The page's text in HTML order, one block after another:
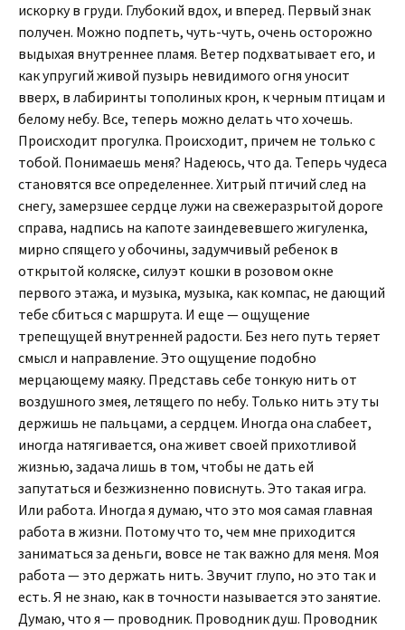
искорку в груди. Глубокий вдох, и вперед. Первый знак
получен. Можно подпеть, чуть-чуть, очень осторожно
выдыхая внутреннее пламя. Ветер подхватывает его, и
как упругий живой пузырь невидимого огня уносит
вверх, в лабиринты тополиных крон, к черным птицам и
белому небу. Все, теперь можно делать что хочешь.
Происходит прогулка. Происходит, причем не только с
тобой. Понимаешь меня? Надеюсь, что да. Теперь чудеса
становятся все определеннее. Хитрый птичий след на
снегу, замерзшее сердце лужи на свежеразрытой дороге
справа, надпись на капоте заиндевевшего жигуленка,
мирно спящего у обочины, задумчивый ребенок в
открытой коляске, силуэт кошки в розовом окне
первого этажа, и музыка, музыка, как компас, не дающий
тебе сбиться с маршрута. И еще — ощущение
трепещущей внутренней радости. Без него путь теряет
смысл и направление. Это ощущение подобно
мерцающему маяку. Представь себе тонкую нить от
воздушного змея, летящего по небу. Только нить эту ты
держишь не пальцами, а сердцем. Иногда она слабеет,
иногда натягивается, она живет своей прихотливой
жизнью, задача лишь в том, чтобы не дать ей
запутаться и безжизненно повиснуть. Это такая игра.
Или работа. Иногда я думаю, что это моя самая главная
работа в жизни. Потому что то, чем мне приходится
заниматься за деньги, вовсе не так важно для меня. Моя
работа — это держать нить. Звучит глупо, но это так и
есть. Я не знаю, как в точности называется это занятие.
Думаю, что я — проводник. Проводник душ. Проводник